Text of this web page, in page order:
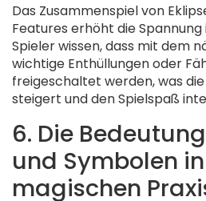
Das Zusammenspiel von
Features erhöht die
Spieler wissen, dass mit dem
wichtige Enthüllungen oder
freigeschaltet werden, was
steigert und den Spielspaß
6. Die
und Symbolen
magischen